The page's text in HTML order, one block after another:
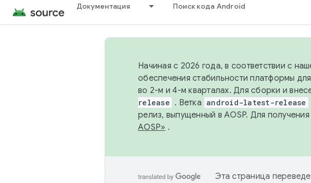
Документация Поиск кода Android
Начиная с 2026 года, в соответствии с
обеспечения стабильности платформы
во 2-м и 4-м кварталах. Для сборки и
release . Ветка android-latest-release
релиз, выпущенный в AOSP. Для
AOSP» .
Эта страница